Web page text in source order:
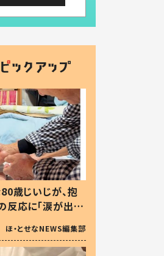
歳じいじが、抱
反応に「涙が出ま
ない」
ほ・とせなNEWS編集部